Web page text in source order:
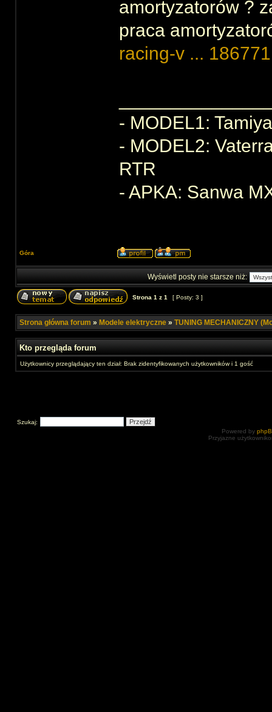
amortyzatorów ?
praca
racing-v ...
- MODEL1:
- MODEL2:
RTR
- APKA: Sanwa
Góra
Wyświetl posty nie starsze niż:
Strona 1 z 1 [ Posty: 3 ]
Strona główna forum » Modele elektryczne » TUNING MECHANICZNY
Kto przegląda forum
Użytkownicy przeglądający ten dział: Brak zidentyfikowanych użytkowników i 1 gość
Szukaj:
Powered by
Przyjazne